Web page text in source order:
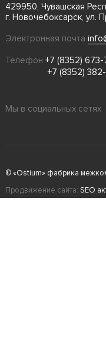
429950, Чувашская
г. Новочебоксарск, ул.
Электронная почта
Телефон +7 (8352) 673-
+7 (8352)
Мы в социальных сетях
© «Ostium» фабрика
Продвижение сайта: SEO